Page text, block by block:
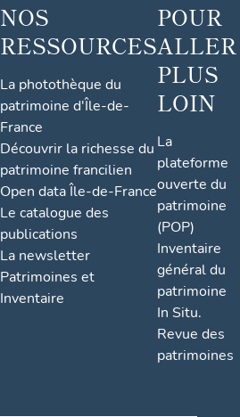
NOS
RESSOURCES
La photothèque du
patrimoine d'Île-de-
France
Découvrir la richesse du
patrimoine francilien
Open data Île-de-France
Le catalogue des
publications
La newsletter
Patrimoines et
Inventaire
POUR
ALLER
PLUS
LOIN
La
plateforme
ouverte du
patrimoine
(POP)
Inventaire
général du
patrimoine
In Situ.
Revue des
patrimoines